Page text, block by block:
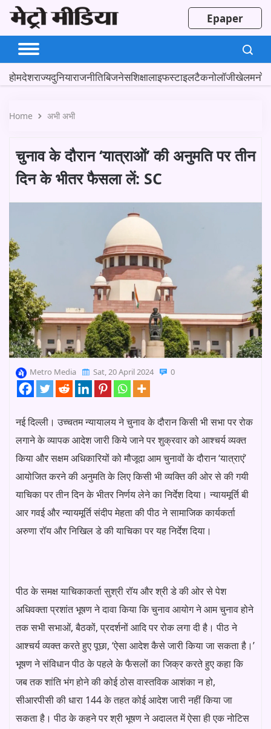
Epaper
होमदेशराज्यदुनियाराजनीतिबिजनेसशिक्षालाइफस्टाइलटैकनोलॉजीखेल
Home अभी अभी
चुनाव के दौरान ‘यात्राओं’ की अनुमति पर तीन
दिन के भीतर फैसला लें: SC
Metro Media Sat, 20 April 2024 0
नई दिल्ली। उच्चतम न्यायालय ने चुनाव के दौरान किसी भी सभा पर रोक
लगाने के व्यापक आदेश जारी किये जाने पर शुक्रवार को आश्चर्य व्यक्त
किया और सक्षम अधिकारियों को मौजूदा आम चुनावों के दौरान ‘यात्राएं’
आयोजित करने की अनुमति के लिए किसी भी व्यक्ति की ओर से की गयी
याचिका पर तीन दिन के भीतर निर्णय लेने का निर्देश दिया। न्यायमूर्ति बी
आर गवई और न्यायमूर्ति संदीप मेहता की पीठ ने सामाजिक कार्यकर्ता
अरुणा रॉय और निखिल डे की याचिका पर यह निर्देश दिया।
पीठ के समक्ष याचिकाकर्ता सुश्री रॉय और श्री डे की ओर से पेश
अधिवक्ता प्रशांत भूषण ने दावा किया कि चुनाव आयोग ने आम चुनाव होने
तक सभी सभाओं, बैठकों, प्रदर्शनों आदि पर रोक लगा दी है। पीठ ने
आश्चर्य व्यक्त करते हुए पूछा, ‘ऐसा आदेश कैसे जारी किया जा सकता है।’
भूषण ने संविधान पीठ के पहले के फैसलों का जिक्र करते हुए कहा कि
जब तक शांति भंग होने की कोई ठोस वास्तविक आशंका न हो,
सीआरपीसी की धारा 144 के तहत कोई आदेश जारी नहीं किया जा
सकता है। पीठ के कहने पर श्री भूषण ने अदालत में ऐसा ही एक नोटिस